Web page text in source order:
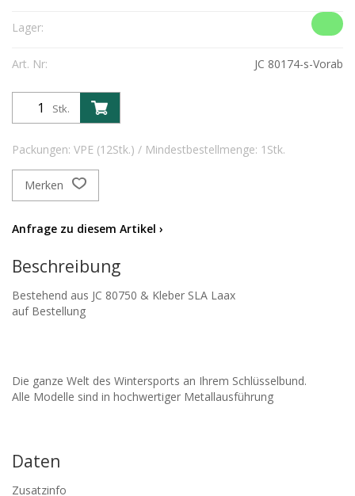
Lager:
Art. Nr: JC 80174-s-Vorab
Stk.
Packungen: VPE (12Stk.) / Mindestbestellmenge: 1Stk.
Merken
Anfrage zu diesem Artikel ›
Beschreibung
Bestehend aus JC 80750 & Kleber SLA Laax
auf Bestellung
Die ganze Welt des Wintersports an Ihrem Schlüsselbund.
Alle Modelle sind in hochwertiger Metallausführung
Daten
Zusatzinfo